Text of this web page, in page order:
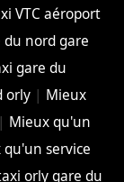
VTC aéroport
nord gare
gare du
orly| Mieux
| Mieux qu'un
qu'un service
orly gare du